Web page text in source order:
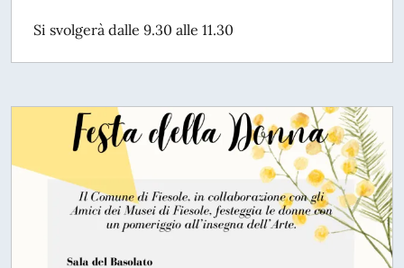
Si svolgerà dalle 9.30 alle 11.30